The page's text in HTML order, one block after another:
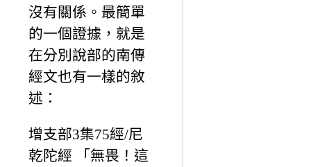
沒有關係。最簡單
的一個證據，就是
在分別說部的南傳
經文也有一樣的敘
述：
增支部3集75經/尼
乾陀經 「無畏！這